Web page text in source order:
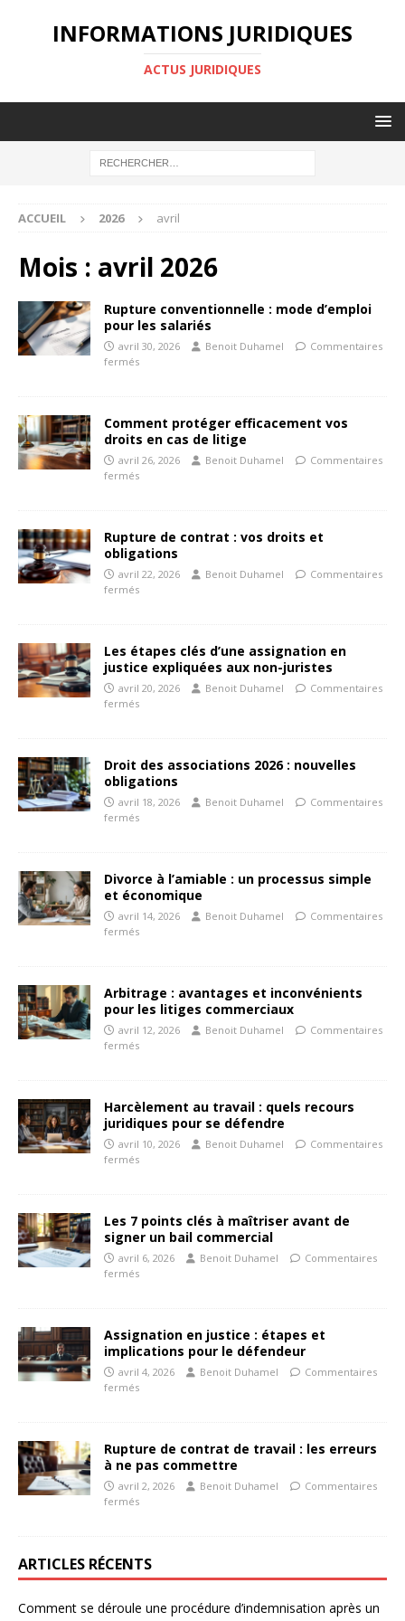
INFORMATIONS JURIDIQUES
ACTUS JURIDIQUES
ACCUEIL 2026 avril
Mois : avril 2026
Rupture conventionnelle : mode d’emploi
pour les salariés
avril 30, 2026 Benoit Duhamel
Commentaires
fermés
Comment protéger efficacement vos
droits en cas de litige
avril 26, 2026 Benoit Duhamel
Commentaires
fermés
Rupture de contrat : vos droits et
obligations
avril 22, 2026 Benoit Duhamel
Commentaires
fermés
Les étapes clés d’une assignation en
justice expliquées aux non-juristes
avril 20, 2026 Benoit Duhamel
Commentaires
fermés
Droit des associations 2026 : nouvelles
obligations
avril 18, 2026 Benoit Duhamel
Commentaires
fermés
Divorce à l’amiable : un processus simple
et économique
avril 14, 2026 Benoit Duhamel
Commentaires
fermés
Arbitrage : avantages et inconvénients
pour les litiges commerciaux
avril 12, 2026 Benoit Duhamel
Commentaires
fermés
Harcèlement au travail : quels recours
juridiques pour se défendre
avril 10, 2026 Benoit Duhamel
Commentaires
fermés
Les 7 points clés à maîtriser avant de
signer un bail commercial
avril 6, 2026 Benoit Duhamel
Commentaires
fermés
Assignation en justice : étapes et
implications pour le défendeur
avril 4, 2026 Benoit Duhamel
Commentaires
fermés
Rupture de contrat de travail : les erreurs
à ne pas commettre
avril 2, 2026 Benoit Duhamel
Commentaires
fermés
ARTICLES RÉCENTS
Comment se déroule une procédure d’indemnisation après un